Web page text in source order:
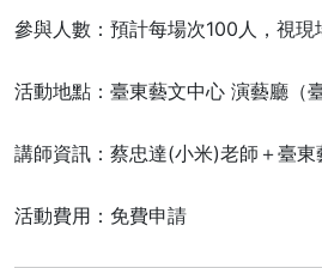
參與人數：預計每場次100人，視現
活動地點：臺東藝文中心 演藝廳（
講師資訊：蔡忠達(小米)老師＋臺東
活動費用：免費申請